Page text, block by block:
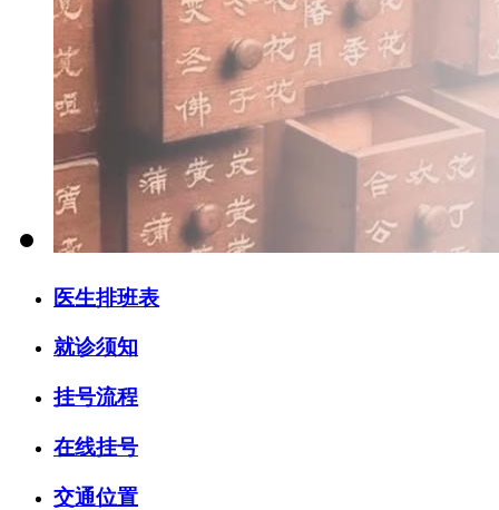
医生排班表
就诊须知
挂号流程
在线挂号
交通位置